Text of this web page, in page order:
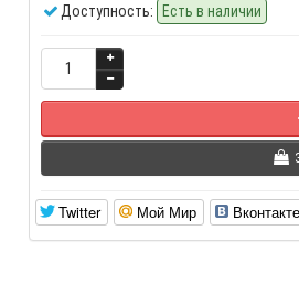
Доступность: Есть в наличии
Twitter Мой Мир Вконтакте